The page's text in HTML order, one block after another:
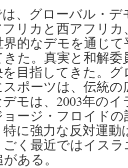
、グローバル・デ
リカと西アフリ
的なデモを通じ
た。真実と和解委
目指してきた。
ポーツは、伝統
モは、2003年の
ョージ・フロイド
に強力な反対運
ごく最近ではイス
ある。